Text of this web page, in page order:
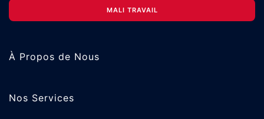
MALI TRAVAIL
À Propos de Nous
Nos Services